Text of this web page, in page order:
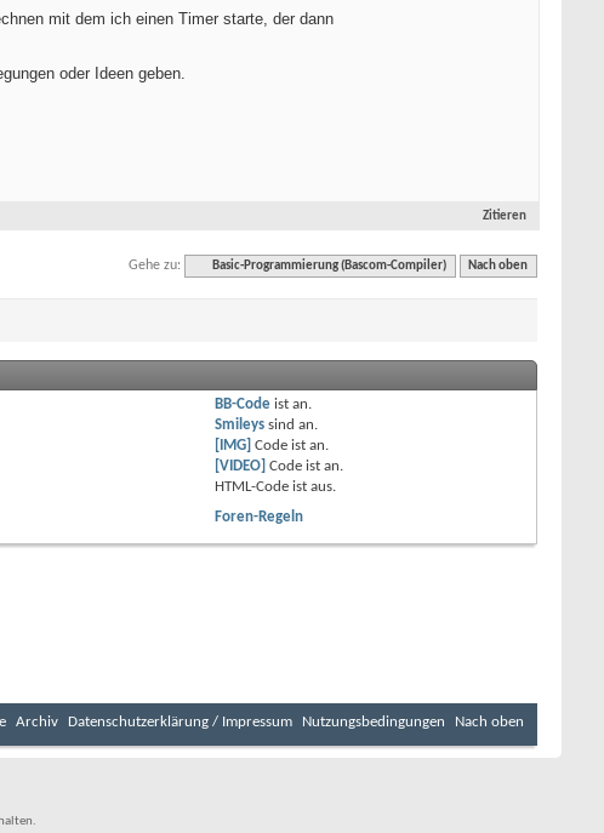
mit dem ich einen Timer starte, der dann
oder Ideen geben.
Zitieren
Gehe zu: Basic-Programmierung (Bascom-Compiler) Nach oben
BB-Code istan.
Smileys sindan.
[IMG] Code istan.
[VIDEO] Code istan.
HTML-Code istaus.
Foren-Regeln
Archiv Datenschutzerklärung / Impressum Nutzungsbedingungen Nach oben